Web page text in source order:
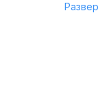
strap),